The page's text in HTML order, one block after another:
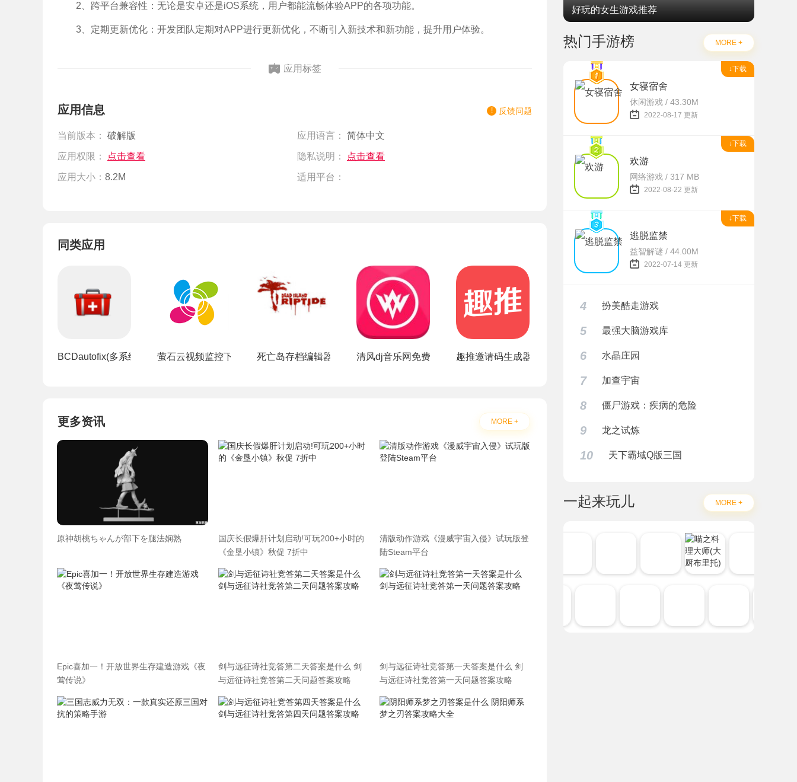
2、跨平台兼容性：无论是安卓还是iOS系统，用户都能流畅体验APP的各项功能。
3、定期更新优化：开发团队定期对APP进行更新优化，不断引入新技术和新功能，提升用户体验。
应用标签
应用信息 反馈问题
当前版本： 破解版 应用语言： 简体中文
应用权限： 点击查看 隐私说明： 点击查看
应用大小： 8.2M 适用平台：
同类应用
BCDautofix(多系统启动引导修复工具)萤石云视频监控下载手机版app死亡岛存档编辑器 清风dj音乐网免费下载安装趣推邀请码生成器下载
更多资讯 MORE +
原神胡桃ちゃんが部下を腿法娴熟
国庆长假爆肝计划启动!可玩200+小时的
《金垦小镇》秋促 7折中
清版动作游戏《漫威宇宙入侵》试玩版登
陆Steam平台
Epic喜加一！开放世界生存建造游戏《夜
莺传说》
剑与远征诗社竞答第二天答案是什么 剑
与远征诗社竞答第二天问题答案攻略
剑与远征诗社竞答第一天答案是什么 剑
与远征诗社竞答第一天问题答案攻略
好玩的女生游戏推荐
热门手游榜 MORE +
↓下载
女寝宿舍
休闲游戏 / 43.30M
2022-08-17 更新
↓下载
欢游
网络游戏 / 317 MB
2022-08-22 更新
↓下载
逃脱监禁
益智解谜 / 44.00M
2022-07-14 更新
4 扮美酷走游戏
5 最强大脑游戏库
6 水晶庄园
7 加查宇宙
8 僵尸游戏：疾病的危险
9 龙之试炼
10 天下霸域Q版三国
一起来玩儿 MORE +